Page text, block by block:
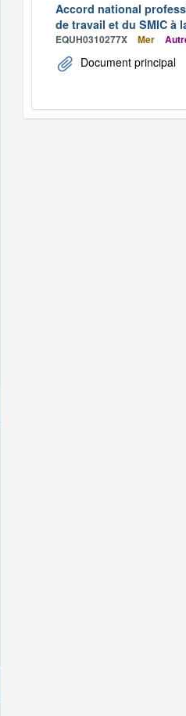
Accord national
de travail et du SMIC à
EQUH0310277X Mer
Document principal